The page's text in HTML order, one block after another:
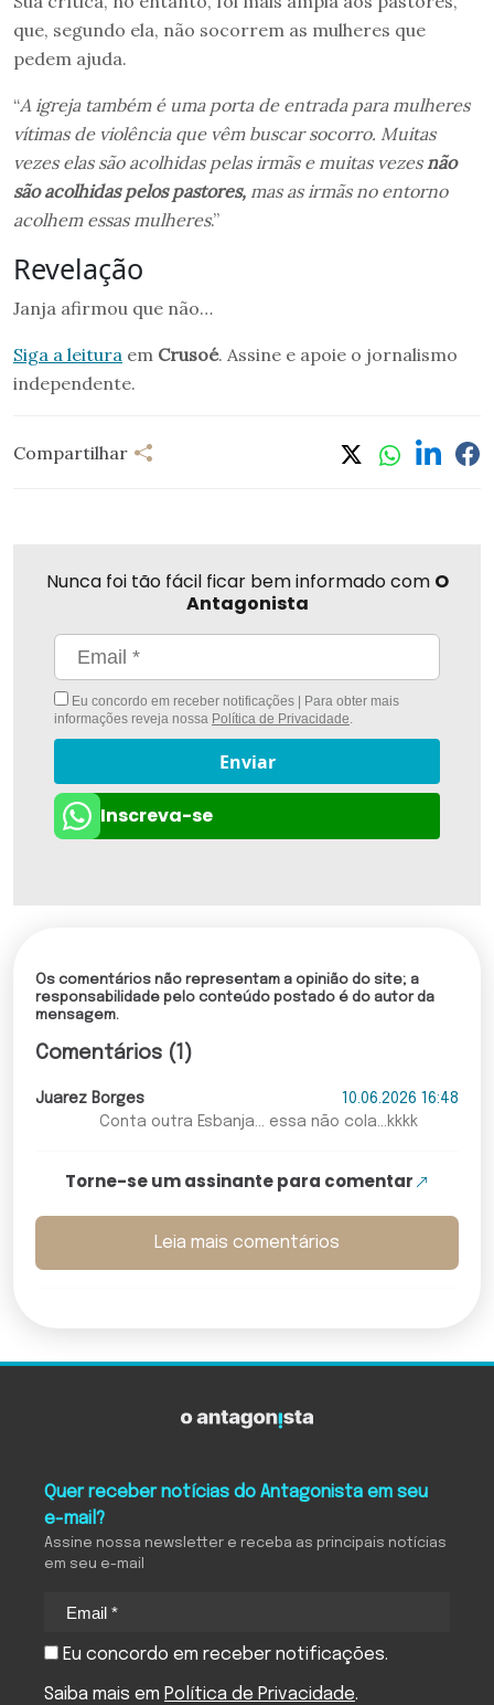
que, segundo ela, não socorrem as mulheres que
pedem ajuda.
“A igreja também é uma porta de entrada para mulheres
vítimas de violência que vêm buscar socorro. Muitas
vezes elas são acolhidas pelas irmãs e muitas vezesnão
são acolhidas pelos pastores, mas as irmãs no entorno
acolhem essas mulheres.”
Revelação
Janja afirmou que não…
Siga a leitura em Crusoé. Assine e apoie o jornalismo
independente.
Compartilhar
Nunca foi tão fácil ficar bem informado com O
Antagonista
Eu concordo em receber notificações | Para obter mais
informações reveja nossa Política de Privacidade.
Enviar
Inscreva-se
Os comentários não representam a opinião do site; a
responsabilidade pelo conteúdo postado é do autor da
mensagem.
Comentários (1)
Juarez Borges
10.06.2026 16:48
Conta outra Esbanja... essa não cola...kkkk
Torne-se um assinante para comentar
Leia mais comentários
Quer receber notícias do Antagonista em seu
e-mail?
Assine nossa newsletter e receba as principais notícias
em seu e-mail
Eu concordo em receber notificações.
Saiba mais em Política de Privacidade.